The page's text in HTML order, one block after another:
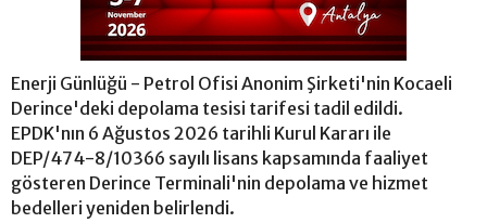
Enerji Günlüğü - Petrol Ofisi Anonim Şirketi'nin Kocaeli
Derince'deki depolama tesisi tarifesi tadil edildi.
EPDK'nın 6 Ağustos 2026 tarihli Kurul Kararı ile
DEP/474-8/10366 sayılı lisans kapsamında faaliyet
gösteren Derince Terminali'nin depolama ve hizmet
bedelleri yeniden belirlendi.